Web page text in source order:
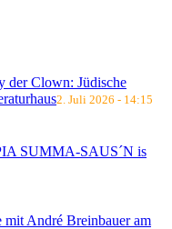
der Clown: Jüdische
2. Juli 2026 - 14:15
SUMMA-SAUS´N is
André Breinbauer am